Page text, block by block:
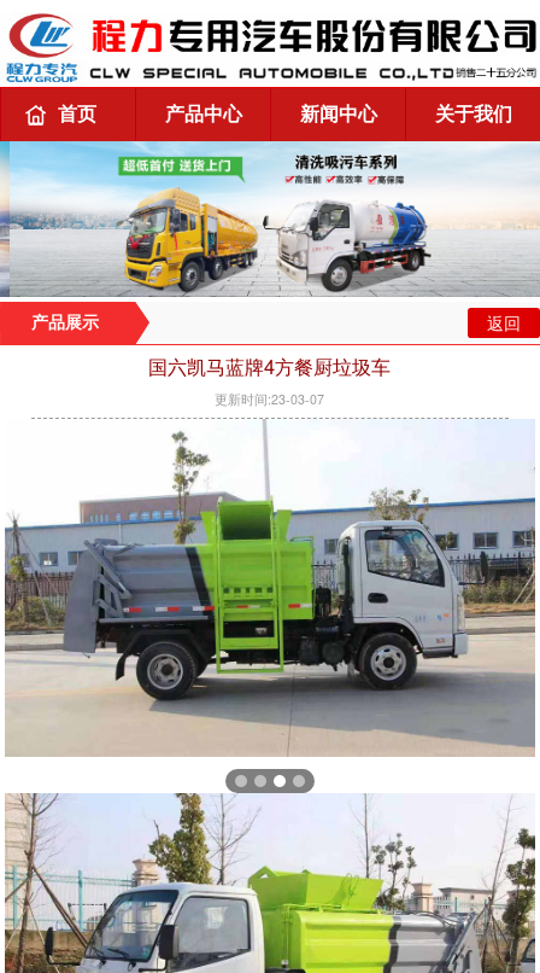
首页 产品中心 新闻中心 关于我们
产品展示 返回
国六凯马蓝牌4方餐厨垃圾车
更新时间:23-03-07